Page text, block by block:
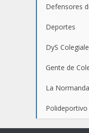
Defensores
Deportes
DyS
Gente de
La Normanda
Polideportivo